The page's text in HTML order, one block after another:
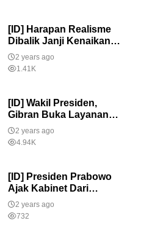
[ID] Harapan Realisme
Dibalik Janji Kenaikan
Gaji Guru, ASN, dan
Non-ASN Oleh Presiden
2 years ago
1.41K
[ID] Wakil Presiden,
Gibran Buka Layanan
Pengaduan Warga di
Istana Wapres, Ini
2 years ago
4.94K
[ID] Presiden Prabowo
Ajak Kabinet Dari
Jamuan Santap Malam
Sampai Pembekalan di
2 years ago
732